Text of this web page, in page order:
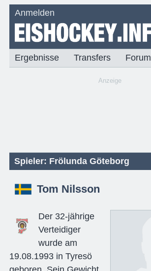
Anmelden
Ergebnisse Transfers Forum
Anzeige
Spieler: Frölunda Göteborg
Tom Nilsson
Der 32-jährige
Verteidiger
wurde am
19.08.1993 in Tyresö